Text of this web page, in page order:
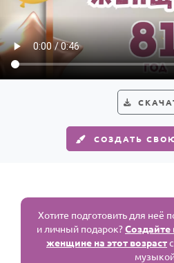
СОЗДАТЬ
Хотите подготовить для неё
и личный подарок?Создайте
женщине на этот возраст